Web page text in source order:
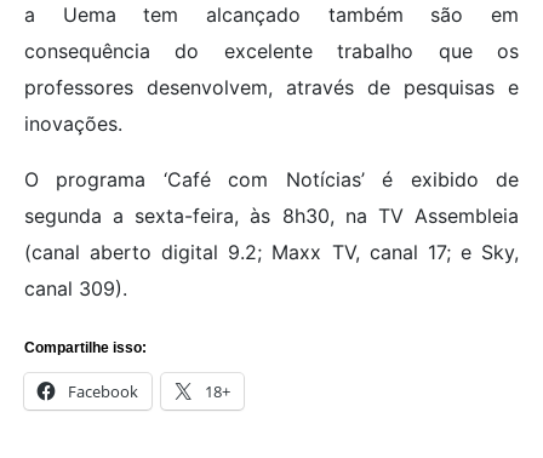
a Uema tem alcançado também são em
consequência do excelente trabalho que os
professores desenvolvem, através de pesquisas e
inovações.
O programa ‘Café com Notícias’ é exibido de
segunda a sexta-feira, às 8h30, na TV Assembleia
(canal aberto digital 9.2; Maxx TV, canal 17; e Sky,
canal 309).
Compartilhe isso:
Facebook 18+